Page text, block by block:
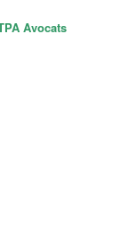
Avocats